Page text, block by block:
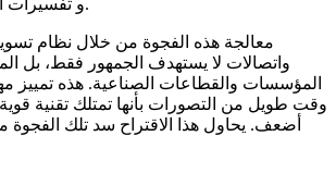
منشورات X و تفسيرات المجتمع.
واتصالات لا يستهدف الجمهور فقط، بل
المؤسسات والقطاعات الصناعية. هذه تمييز
وقت طويل من التصورات بأنها تمتلك تقنية
أضعف. يحاول هذا الاقتراح سد تلك الفجوة